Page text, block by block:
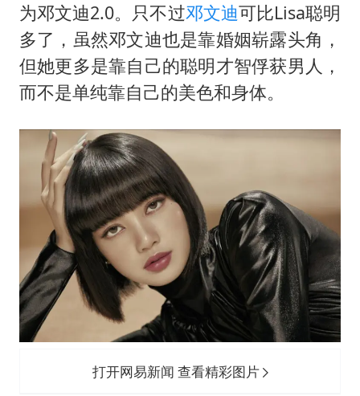
为邓文迪2.0。只不过邓文迪可比Lisa聪明
多了，虽然邓文迪也是靠婚姻崭露头角，
但她更多是靠自己的聪明才智俘获男人，
而不是单纯靠自己的美色和身体。
打开网易新闻 查看精彩图片